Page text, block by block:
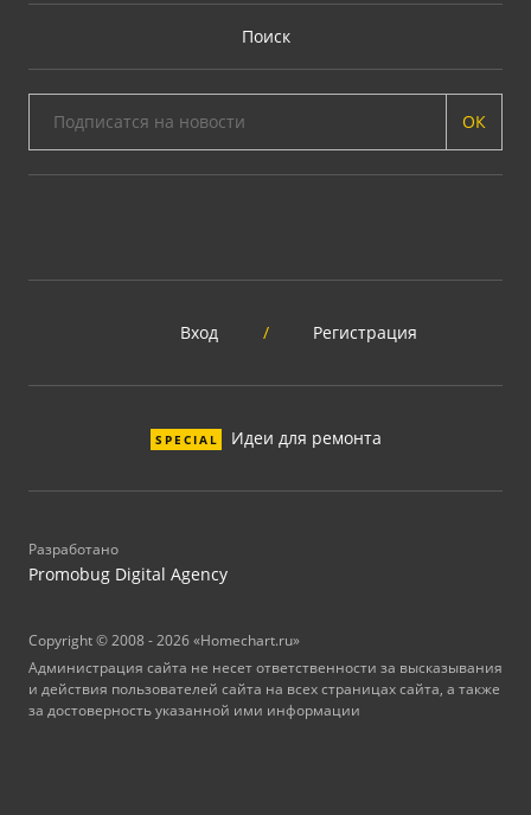
Поиск
ОК
Вход / Регистрация
SPECIAL Идеи для ремонта
Разработано
Promobug Digital Agency
Copyright © 2008 - 2026 «Homechart.ru»
Администрация сайта не несет ответственности за высказывания
и действия пользователей сайта на всех страницах сайта, а также
за достоверность указанной ими информации